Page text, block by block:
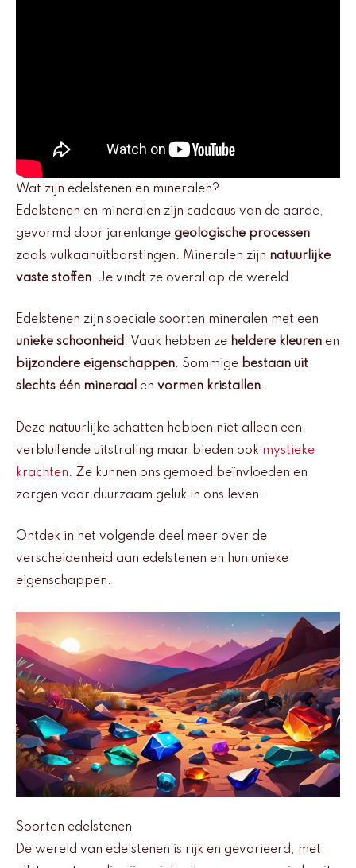
Wat zijn edelstenen en mineralen?
Edelstenen en mineralen zijn cadeaus van de aarde,
gevormd door jarenlange geologische processen
zoals vulkaanuitbarstingen. Mineralen zijn natuurlijke
vaste stoffen. Je vindt ze overal op de wereld.
Edelstenen zijn speciale soorten mineralen met een
unieke schoonheid. Vaak hebben ze heldere kleuren en
bijzondere eigenschappen. Sommige bestaan uit
slechts één mineraal en vormen kristallen.
Deze natuurlijke schatten hebben niet alleen een
verbluffende uitstraling maar bieden ook mystieke
krachten. Ze kunnen ons gemoed beïnvloeden en
zorgen voor duurzaam geluk in ons leven.
Ontdek in het volgende deel meer over de
verscheidenheid aan edelstenen en hun unieke
eigenschappen.
Soorten edelstenen
De wereld van edelstenen is rijk en gevarieerd, met